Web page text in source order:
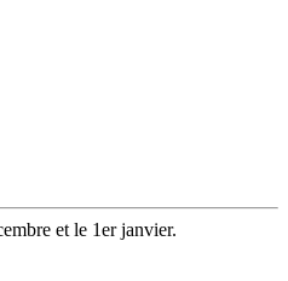
et le 1er janvier.